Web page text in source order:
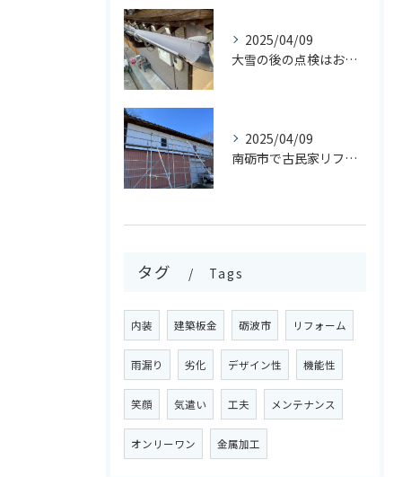
2025/04/09
大雪の後の点検はお済ですか？
2025/04/09
南砺市で古民家リフォーム
タグ Tags
内装 建築板金 砺波市 リフォーム
雨漏り 劣化 デザイン性 機能性
笑顔 気遣い 工夫 メンテナンス
オンリーワン 金属加工